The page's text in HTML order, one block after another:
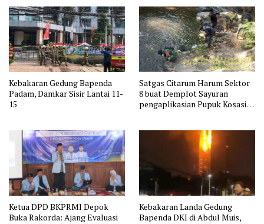
Kebakaran Gedung Bapenda
Padam, Damkar Sisir Lantai 11-
15
Satgas Citarum Harum Sektor
8 buat Demplot Sayuran
pengaplikasian Pupuk Kosasih
Ternak di Wilayah Binaan
Ketua DPD BKPRMI Depok
Buka Rakorda: Ajang Evaluasi
Kebakaran Landa Gedung
Bapenda DKI di Abdul Muis,